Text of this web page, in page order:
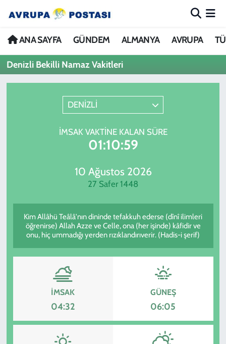
ANA SAYFA GÜNDEM ALMANYA AVRUPA
Denizli Bekilli Namaz Vakitleri
DENİZLİ
İMSAK VAKTINE KALAN SÜRE
01:10:59
10 Ağustos 2026
27 Safer 1448
Kim Allâhü Teâlâ'nın dininde tefakkuh ederse (dînî ilimleri
öğrenirse) Allah Azze ve Celle, ona (her işinde) kâfidir ve
onu, hiç ummadığı yerden rızıklandırıverir. (Hadis-i şerif)
İMSAK
04:32
GÜNEŞ
06:05
ANA SAYFA
GÜNDEM
SPOR
YAZARLAR
Nöbetçi Eczaneler
Hava Durumu
Trafik Durumu
Avrupa Ligi Puan Durumu ve Fikstür
Tüm Manşetler
Haber Arşivi